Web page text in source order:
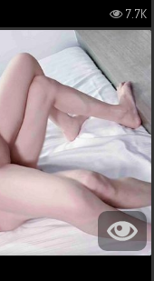
7.7K